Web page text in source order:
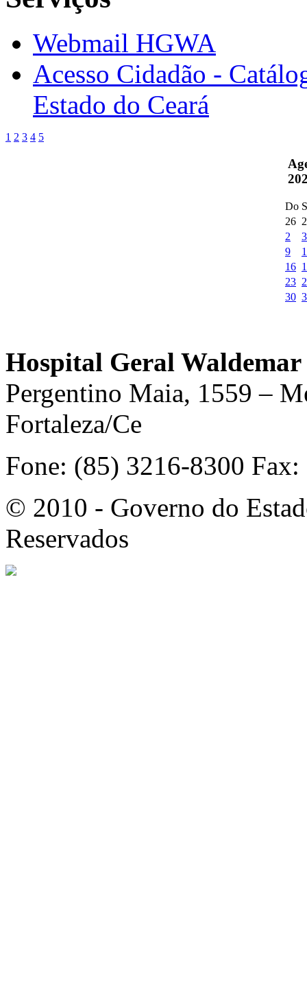
Webmail HGWA
Acesso Cidadão -
Estado do Ceará
1 2 3 4 5
Do
26
2
3
9
16
23
30
Hospital Geral
Pergentino Maia, 1559 –
Fortaleza/Ce
Fone: (85) 3216-8300
© 2010 - Governo do
Reservados